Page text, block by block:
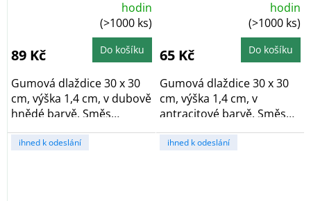
z
5
hvězdiček.
hodin
(>1000 ks)
89 Kč Do košíku
Gumová dlaždice 30 x 30
cm, výška 1,4 cm, v dubově
hnědé barvě. Směs
gumové pryže a...
z
5
hvězdiček.
hodin
(>1000 ks)
65 Kč Do košíku
Gumová dlaždice 30 x 30
cm, výška 1,4 cm, v
antracitové barvě. Směs
gumové pryže a...
ihned k odeslání ihned k odeslání